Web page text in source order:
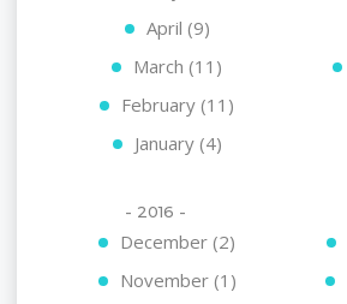
April (9)
March (11)
February (11)
January (4)
- 2016 -
December (2)
November (1)